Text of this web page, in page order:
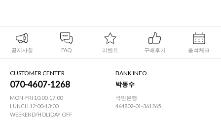
공지사항 FAQ 이벤트 구매후기 출석체크
CUSTOMER CENTER
070-4607-1268
MON-FRI 10:00-17:00
LUNCH 12:00-13:00
WEEKEND/HOLIDAY OFF
BANK INFO
박동수
국민은행
464802-01-361265